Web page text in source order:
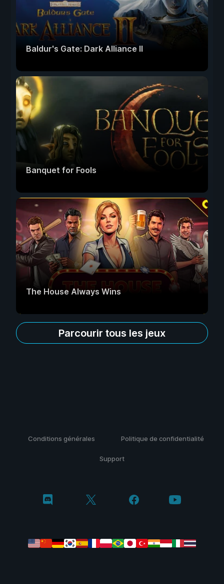
Baldur's Gate: Dark Alliance II
Banquet for Fools
The House Always Wins
Parcourir tous les jeux
Conditions générales Politique de confidentialité
Support